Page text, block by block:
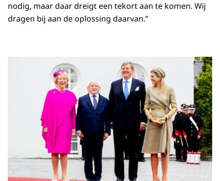
nodig, maar daar dreigt een tekort aan te komen. Wij
dragen bij aan de oplossing daarvan.”